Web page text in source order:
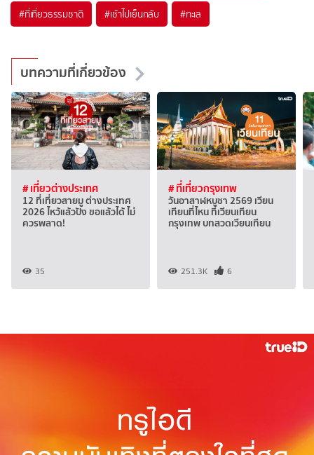
#ที่เที่ยวธรรมชาติ #เช้าไปเย็นกลับ #ทะเล
บทความที่เกี่ยวข้อง
# เที่ยวต่างประเทศ
12 ที่เที่ยวสายมู ต่างประเทศ
2026 ไหว้แล้วปัง ขอแล้วได้ ไม่
ควรพลาด!
35
# ที่เที่ยวกรุงเทพ
วันอาสาฬหบูชา 2569 เวียน
เทียนที่ไหน ที่เวียนเทียน
กรุงเทพ บทสวดเวียนเทียน
251.3K 6